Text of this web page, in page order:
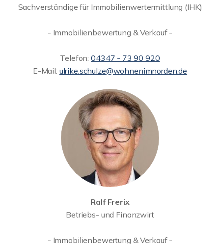
Sachverständige für Immobilienwertermittlung (IHK)
- Immobilienbewertung & Verkauf -
Telefon:04347 - 73 90 920
E-Mail: ulrike.schulze@wohnenimnorden.de
Ralf Frerix
Betriebs- und Finanzwirt
- Immobilienbewertung & Verkauf -